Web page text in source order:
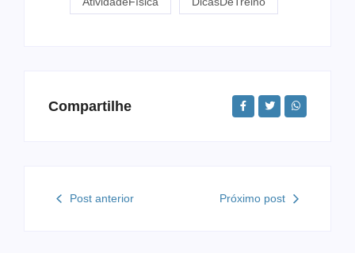
Compartilhe
Post anterior Próximo post